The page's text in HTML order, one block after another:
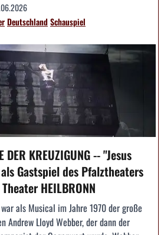
DeutschlandSchauspiel
DER KREUZIGUNG -- "Jesus
Gastspiel des Pfalztheaters
HEILBRONN
als Musical im Jahre 1970 der große
Andrew Lloyd Webber, der dann der